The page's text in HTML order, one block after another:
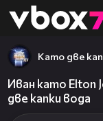
👾
Като две
Иван като Elton
две капки вода